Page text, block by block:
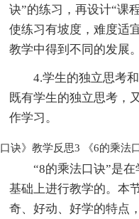
诀”的练习，再设计“课
使练习有坡度，难度适
教学中得到不同的发展。
4.学生的独立思考
既有学生的独立思考，
作学习。
口诀》教学反思3
“8的乘法口诀”是
基础上进行教学的。本
奇、好动、好学的特点
《6的乘法